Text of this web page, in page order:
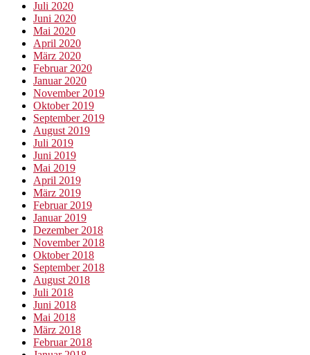
Juli 2020
Juni 2020
Mai 2020
April 2020
März 2020
Februar 2020
Januar 2020
November 2019
Oktober 2019
September 2019
August 2019
Juli 2019
Juni 2019
Mai 2019
April 2019
März 2019
Februar 2019
Januar 2019
Dezember 2018
November 2018
Oktober 2018
September 2018
August 2018
Juli 2018
Juni 2018
Mai 2018
März 2018
Februar 2018